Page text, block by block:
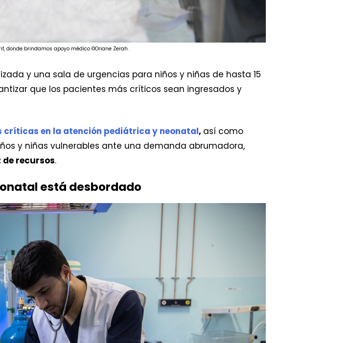
donde brindamos apoyo médico ©Oriane Zerah.
y una sala de urgencias para niños y niñas de hasta 15
que los pacientes más críticos sean ingresados y
críticas en la atención pediátrica y neonatal, así como
y niñas vulnerables ante una demanda abrumadora,
de recursos.
está desbordado